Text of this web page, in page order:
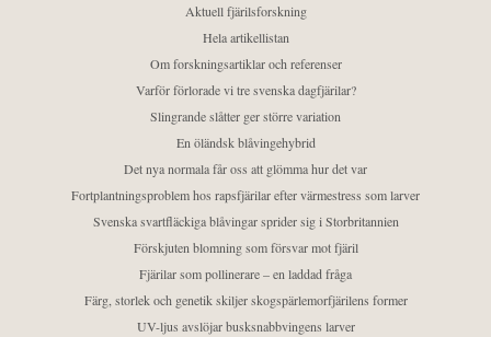
Aktuell fjärilsforskning
Hela artikellistan
Om forskningsartiklar och referenser
Varför förlorade vi tre svenska dagfjärilar?
Slingrande slåtter ger större variation
En öländsk blåvingehybrid
Det nya normala får oss att glömma hur det var
Fortplantningsproblem hos rapsfjärilar efter värmestress som larver
Svenska svartfläckiga blåvingar sprider sig i Storbritannien
Förskjuten blomning som försvar mot fjäril
Fjärilar som pollinerare – en laddad fråga
Färg, storlek och genetik skiljer skogspärlemorfjärilens former
UV-ljus avslöjar busksnabbvingens larver